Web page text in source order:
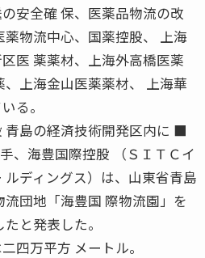
安全確 保、医薬品物流の改
物流中心、国薬控股、 上海
医 薬薬材、上海外高橋医薬
上海金山医薬薬材、 上海華
る。
青島の経済技術開発区内に ■
、海豊国際控股 （ＳＩＴＣイ
ディングス）は、山東省青島
団地「海豊国 際物流園」を
と発表した。
四万平方 メートル。